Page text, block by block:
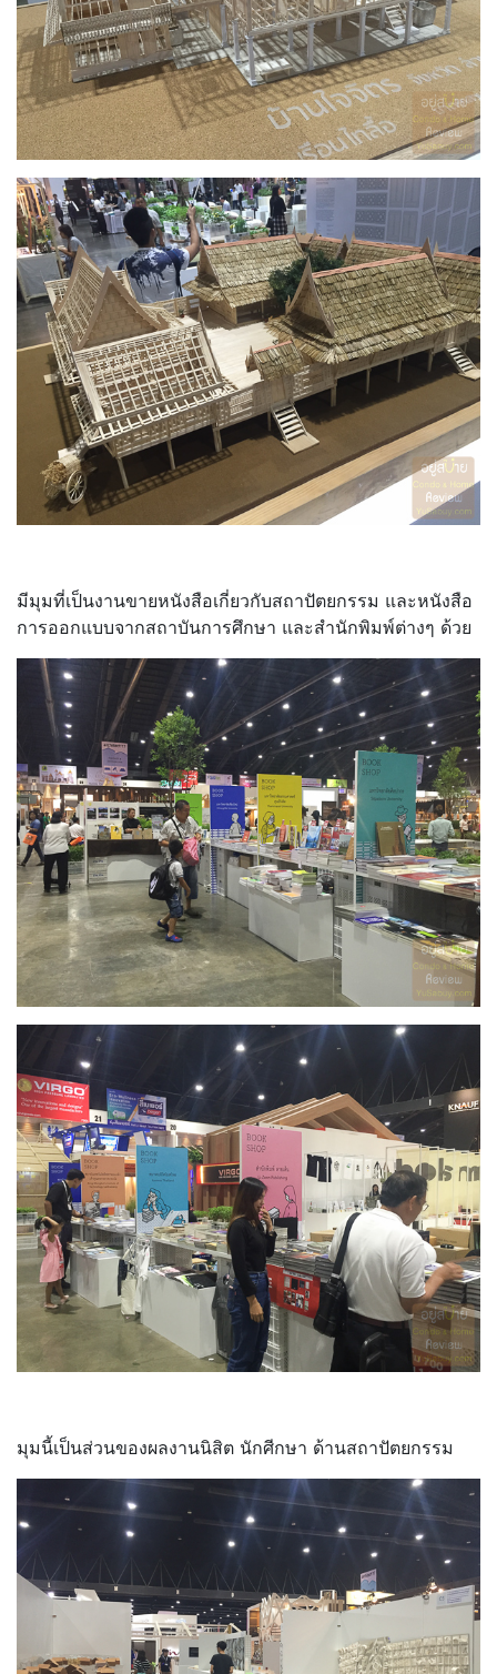
มีมุมที่เป็นงานขายหนังสือเกี่ยวกับสถาปัตยกรรม และหนังสือ
การออกแบบจากสถาบันการศึกษา และสำนักพิมพ์ต่างๆ ด้วย
มุมนี้เป็นส่วนของผลงานนิสิต นักศีกษา ด้านสถาปัตยกรรม